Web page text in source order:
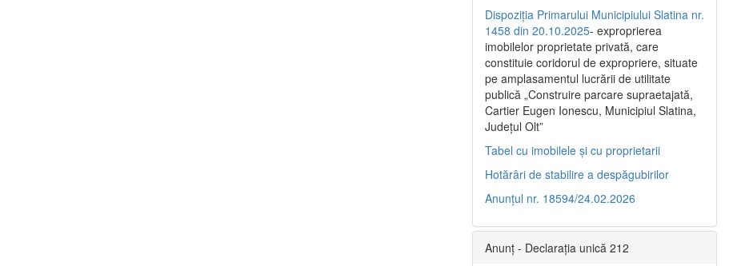
Dispoziția Primarului Municipiului Slatina nr.
1458 din 20.10.2025- exproprierea
imobilelor proprietate privată, care
constituie coridorul de expropriere, situate
pe amplasamentul lucrării de utilitate
publică „Construire parcare supraetajată,
Cartier Eugen Ionescu, Municipiul Slatina,
Județul Olt”
Tabel cu imobilele și cu proprietarii
Hotărâri de stabilire a despăgubirilor
Anunțul nr. 18594/24.02.2026
Anunț - Declarația unică 212